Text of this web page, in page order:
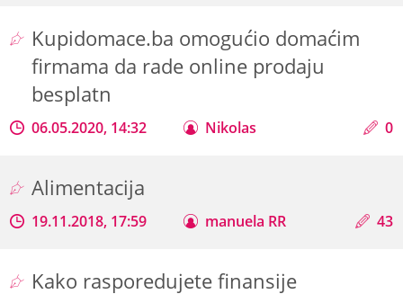
Kupidomace.ba omogućio domaćim
firmama da rade online prodaju
besplatn
06.05.2020, 14:32 Nikolas 0
Alimentacija
19.11.2018, 17:59 manuela RR 43
Kako rasporedujete finansije